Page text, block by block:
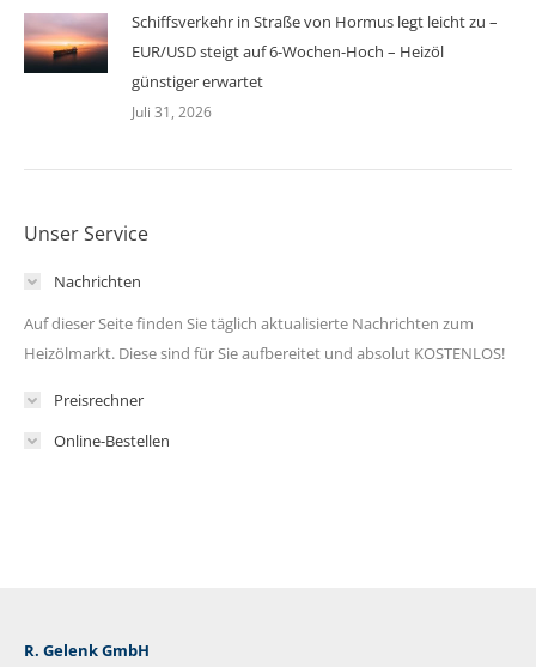
Schiffsverkehr in Straße von Hormus legt leicht zu –
EUR/USD steigt auf 6-Wochen-Hoch – Heizöl
günstiger erwartet
Juli 31, 2026
Unser Service
Nachrichten
Auf dieser Seite finden Sie täglich aktualisierte Nachrichten zum
Heizölmarkt. Diese sind für Sie aufbereitet und absolut KOSTENLOS!
Preisrechner
Online-Bestellen
R. Gelenk GmbH